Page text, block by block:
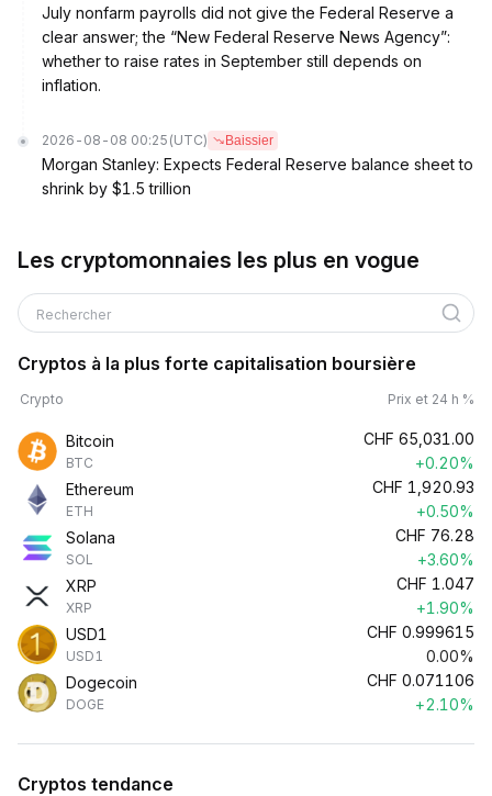
July nonfarm payrolls did not give the Federal Reserve a
clear answer; the “New Federal Reserve News Agency”:
whether to raise rates in September still depends on
inflation.
2026-08-08 00:25 (UTC) Baissier
Morgan Stanley: Expects Federal Reserve balance sheet to
shrink by $1.5 trillion
Les cryptomonnaies les plus en vogue
Rechercher
Cryptos à la plus forte capitalisation boursière
Crypto Prix et 24 h %
Bitcoin
BTC
CHF 65,031.00
+0.20%
Ethereum
ETH
CHF 1,920.93
+0.50%
Solana
SOL
CHF 76.28
+3.60%
XRP
XRP
CHF 1.047
+1.90%
USD1
USD1
CHF 0.999615
0.00%
Dogecoin
DOGE
CHF 0.071106
+2.10%
Cryptos tendance